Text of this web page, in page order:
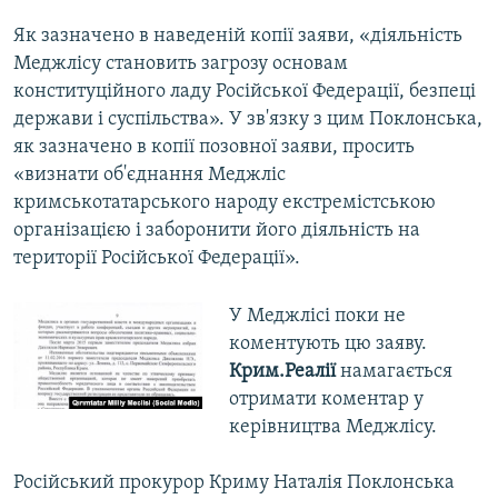
Як зазначено в наведеній копії заяви, «діяльність
Меджлісу становить загрозу основам
конституційного ладу Російської Федерації, безпеці
держави і суспільства». У зв'язку з цим Поклонська,
як зазначено в копії позовної заяви, просить
«визнати об'єднання Меджліс
кримськотатарського народу екстремістською
організацією і заборонити його діяльність на
території Російської Федерації».
У Меджлісі поки не
коментують цю заяву.
Крим.Реаліїнамагається
отримати коментар у
керівництва Меджлісу.
Російський прокурор Криму Наталія Поклонська